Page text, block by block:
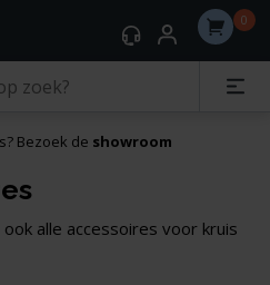
0
Bezoek de showroom
alle accessoires voor kruis